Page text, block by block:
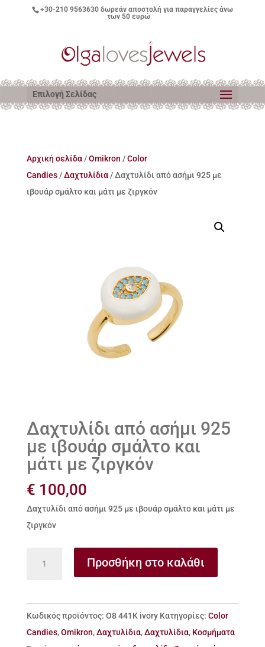
+30-210 9563630δωρεάν αποστολή για παραγγελίες άνω
των 50 ευρώ
Επιλογή Σελίδας
Αρχική σελίδα/Omikron /Color
Candies/Δαχτυλίδια/ Δαχτυλίδι από ασήμι 925 με
ιβουάρ σμάλτο και μάτι με ζιργκόν
Δαχτυλίδι από ασήμι 925
με ιβουάρ σμάλτο και
μάτι με ζιργκόν
€ 100,00
Δαχτυλίδι από ασήμι 925 με ιβουάρ σμάλτο και μάτι με
ζιργκόν
925
με
ιβουάρ
Προσθήκη στο καλάθι
Κωδικός προϊόντος: Ο8 441Κ ivory Κατηγορίες: Color
Candies,Omikron,Δαχτυλίδια,Δαχτυλίδια, Κοσμήματα